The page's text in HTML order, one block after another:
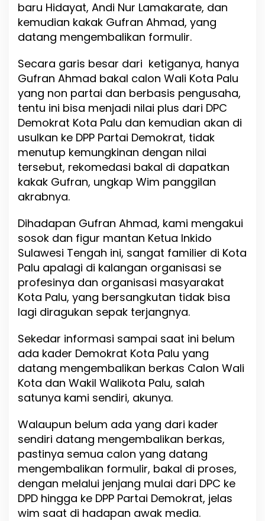
a
i
n
F
o
m
u
l
r
K
e
P
a
t
a
i
D
e
m
k
r
a
t
K
o
t
P
a
l
u
baru Hidayat, Andi Nur Lamakarate, dan
kemudian kakak Gufran Ahmad, yang
datang mengembalikan formulir.
Secara garis besar dari ketiganya, hanya
Gufran Ahmad bakal calon Wali Kota Palu
yang non partai dan berbasis pengusaha,
tentu ini bisa menjadi nilai plus dari DPC
Demokrat Kota Palu dan kemudian akan di
usulkan ke DPP Partai Demokrat, tidak
menutup kemungkinan dengan nilai
tersebut, rekomedasi bakal di dapatkan
kakak Gufran, ungkap Wim panggilan
akrabnya.
Dihadapan Gufran Ahmad, kami mengakui
sosok dan figur mantan Ketua Inkido
Sulawesi Tengah ini, sangat familier di Kota
Palu apalagi di kalangan organisasi se
profesinya dan organisasi masyarakat
Kota Palu, yang bersangkutan tidak bisa
lagi diragukan sepak terjangnya.
Sekedar informasi sampai saat ini belum
ada kader Demokrat Kota Palu yang
datang mengembalikan berkas Calon Wali
Kota dan Wakil Walikota Palu, salah
satunya kami sendiri, akunya.
Walaupun belum ada yang dari kader
sendiri datang mengembalikan berkas,
pastinya semua calon yang datang
mengembalikan formulir, bakal di proses,
dengan melalui jenjang mulai dari DPC ke
DPD hingga ke DPP Partai Demokrat, jelas
wim saat di hadapan awak media.